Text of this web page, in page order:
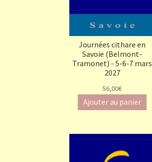
Journées cithare en
Savoie (Belmont-
Tramonet) - 5-6-7 mars
2027
56,00€
Ajouter au panier